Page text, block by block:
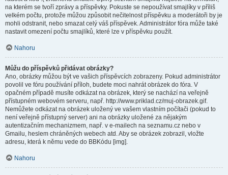
na kterém se tvoří zprávy a příspěvky. Pokuste se nepoužívat smajlíky v příliš
velkém počtu, protože můžou způsobit nečitelnost příspěvku a moderátoři by je
mohli odstranit, nebo smazat celý váš příspěvek. Administrátor fóra může také
nastavit omezení počtu smajlíků, které lze v příspěvku použít.
Nahoru
Můžu do příspěvků přidávat obrázky?
Ano, obrázky můžou být ve vašich příspěvcích zobrazeny. Pokud administrátor
povolil ve fóru používání příloh, budete moci nahrát obrázek do fóra. V
opačném případě musíte odkázat na obrázek, který se nachází na veřejně
přístupném webovém serveru, např. http://www.priklad.cz/muj-obrazek.gif.
Nemůžete odkázat na obrázek uložený ve vašem vlastním počítači (pokud to
není veřejně přístupný server) ani na obrázky uložené za nějakým
autentizačním mechanizmem, např. v e-mailech na seznamu.cz nebo v
Gmailu, heslem chráněných webech atd. Aby se obrázek zobrazil, vložte
adresu, která k němu vede do BBKódu [img].
Nahoru